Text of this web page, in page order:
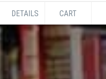
DETAILS CART